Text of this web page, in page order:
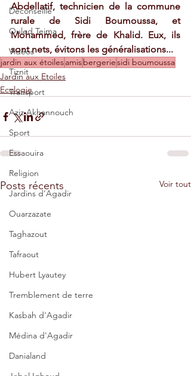
Déconseillé
Ouled Teima
Vidéos
Tiznit
Transport
Aziz Akhannouch
Sport
Essaouira
Religion
Jardins d'Agadir
Ouarzazate
Taghazout
Tafraout
Hubert Lyautey
Tremblement de terre
Kasbah d'Agadir
Médina d'Agadir
Danialand
Abdellatif, technicien de la commune
rurale de Sidi Boumoussa, et
Mohammed, frère de Khalid. Eux, ils
sont nets, évitons les généralisations...
jardin aux étoilesamisbergeriesidi boumoussa
Jardin aux Etoiles
Ecologie
Posts récents Voir tout